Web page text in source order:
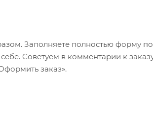
Заполняете полностью форму по
Советуем в комментарии к
заказ».